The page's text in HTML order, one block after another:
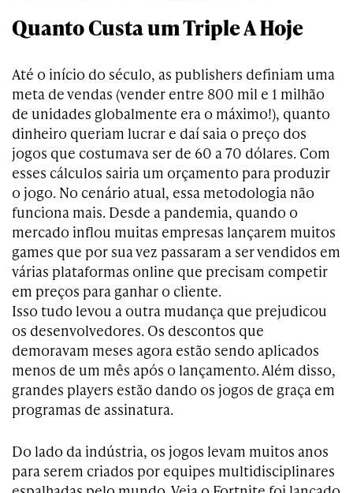
Quanto Custa um Triple A Hoje
Até o início do século, as publishers definiam uma
meta de vendas (vender entre 800 mil e 1 milhão
de unidades globalmente era o máximo!), quanto
dinheiro queriam lucrar e daí saia o preço dos
jogos que costumava ser de 60 a 70 dólares. Com
esses cálculos sairia um orçamento para produzir
o jogo. No cenário atual, essa metodologia não
funciona mais. Desde a pandemia, quando o
mercado inflou muitas empresas lançarem muitos
games que por sua vez passaram a ser vendidos em
várias plataformas online que precisam competir
em preços para ganhar o cliente.
Isso tudo levou a outra mudança que prejudicou
os desenvolvedores. Os descontos que
demoravam meses agora estão sendo aplicados
menos de um mês após o lançamento. Além disso,
grandes players estão dando os jogos de graça em
programas de assinatura.
Do lado da indústria, os jogos levam muitos anos
para serem criados por equipes multidisciplinares